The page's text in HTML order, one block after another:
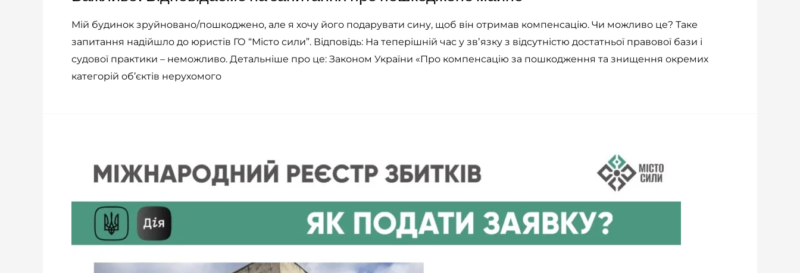
Мій будинок зруйновано/пошкоджено, але я хочу його подарувати сину, щоб він отримав компенсацію. Чи можливо це? Таке
запитання надійшло до юристів ГО “Місто сили”. Відповідь: На теперішній час у звʼязку з відсутністю достатньої правової бази і
судової практики – неможливо. Детальніше про це: Законом України «Про компенсацію за пошкодження та знищення окремих
категорій об’єктів нерухомого